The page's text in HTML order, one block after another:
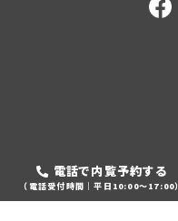
電話で内覧予約する
（電話受付時間｜平日10:00～17:00）